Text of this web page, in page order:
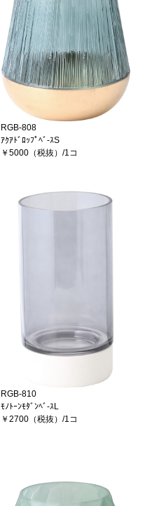
RGB-808
ｱｸｱﾄﾞﾛｯﾌﾟﾍﾞ-ｽS
￥5000（税抜）/1コ
RGB-810
ﾓﾉﾄｰﾝﾓﾀﾞﾝﾍﾞ-ｽL
￥2700（税抜）/1コ